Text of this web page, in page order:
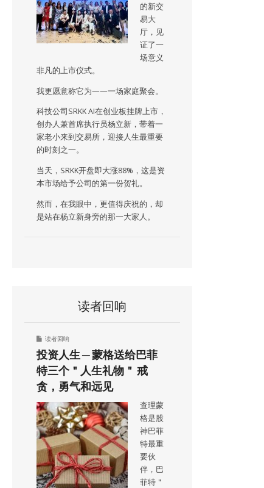
的新交
易大
厅，见
证了一
场意义
非凡的上市仪式。
我更愿意称它为——一场家庭聚会。
科技公司SRKK AI在创业板挂牌上市，
创办人兼首席执行员杨立新，带着一
家老小来到交易所，迎接人生最重要
的时刻之一。
当天，SRKK开盘即大涨88%，这是资
本市场给予公司的第一份贺礼。
然而，在我眼中，更值得庆祝的，却
是站在杨立新身旁的那一大家人。
读者回响
读者回响
投资人生 ─ 蒙格送给巴菲
特三个＂人生礼物＂ 戒
贪，勇气和远见
查理蒙
格是股
神巴菲
特最重
要伙
伴，巴
菲特＂